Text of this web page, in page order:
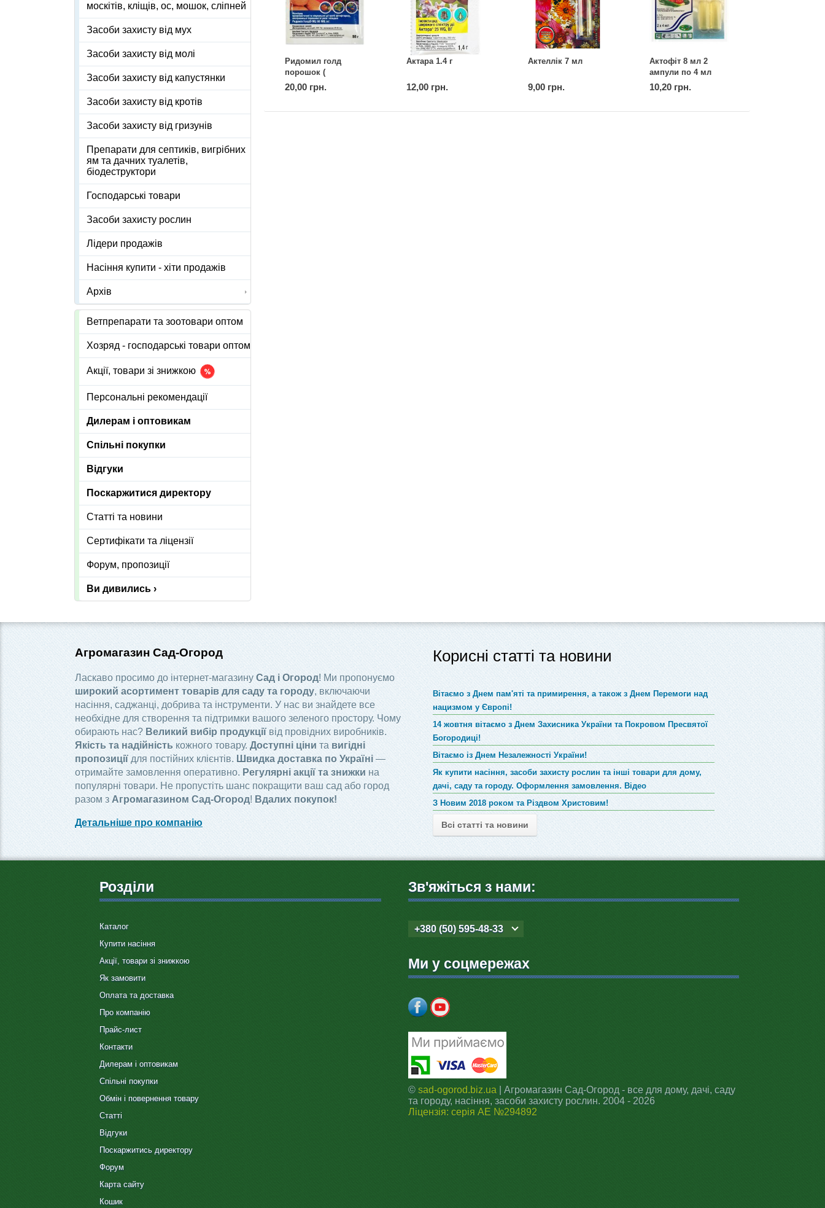
Ридомил голд
порошок (
дженерик) 50 г
20,00 грн.
Актара 1.4 г
12,00 грн.
Актеллік 7 мл
9,00 грн.
Актофіт 8 мл 2
ампули по 4 мл
10,20 грн.
москітів, кліщів, ос, мошок, сліпней
Засоби захисту від мух
Засоби захисту від молі
Засоби захисту від капустянки
Засоби захисту від кротів
Засоби захисту від гризунів
Препарати для септиків, вигрібних
ям та дачних туалетів,
біодеструктори
Господарські товари
Засоби захисту рослин
Лідери продажів
Насіння купити - хіти продажів
Архів
Ветпрепарати та зоотовари оптом
Хозряд - господарські товари оптом
Акції, товари зі знижкою
Персональні рекомендації
Дилерам і оптовикам
Спільні покупки
Відгуки
Поскаржитися директору
Статті та новини
Сертифікати та ліцензії
Форум, пропозиції
Ви дивились ›
Агромагазин Сад-Огород
Ласкаво просимо до інтернет-магазину Сад і Огород! Ми пропонуємо
широкий асортимент товарів для саду та городу, включаючи
насіння, саджанці, добрива та інструменти. У нас ви знайдете все
необхідне для створення та підтримки вашого зеленого простору. Чому
обирають нас? Великий вибір продукції від провідних виробників.
Якість та надійність кожного товару.Доступні ціни та вигідні
пропозиціїдля постійних клієнтів. Швидка доставка по Україні—
отримайте замовлення оперативно. Регулярні акції та знижки на
популярні товари. Не пропустіть шанс покращити ваш сад або город
разом зАгромагазином Сад-Огород! Вдалих покупок!
Детальніше про компанію
Корисні статті та новини
Вітаємо з Днем пам'яті та примирення, а також з Днем Перемоги над
нацизмом у Європі!
14 жовтня вітаємо з Днем Захисника України та Покровом Пресвятої
Богородиці!
Вітаємо із Днем Незалежності України!
Як купити насіння, засоби захисту рослин та інші товари для дому,
дачі, саду та городу. Оформлення замовлення. Відео
З Новим 2018 роком та Різдвом Христовим!
Всі статті та новини
Розділи
Каталог
Купити насіння
Акції, товари зі знижкою
Як замовити
Оплата та доставка
Про компанію
Прайс-лист
Контакти
Дилерам і оптовикам
Спільні покупки
Обмін і повернення товару
Статті
Відгуки
Поскаржитись директору
Форум
Карта сайту
Кошик
Зв'яжіться з нами:
+380 (50) 595-48-33
Ми у соцмережах
© sad-ogorod.biz.ua | Агромагазин Сад-Огород - все для дому, дачі, саду
та городу, насіння, засоби захисту рослин. 2004 - 2026
Ліцензія: серія АЕ №294892